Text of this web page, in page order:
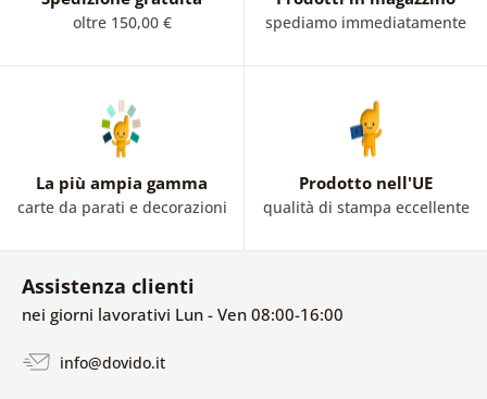
oltre 150,00 € spediamo immediatamente
La più ampia gamma
carte da parati e decorazioni
Prodotto nell'UE
qualità di stampa eccellente
Assistenza clienti
nei giorni lavorativi Lun - Ven 08:00-16:00
info@dovido.it